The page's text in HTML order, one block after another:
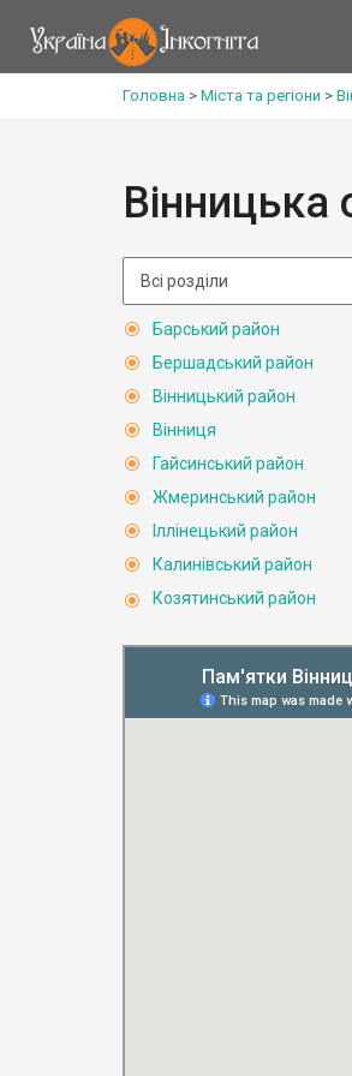
Головна > Міста та регіони >
Вінницька
Барський район
Бершадський район
Вінницький район
Вінниця
Гайсинський район
Жмеринський район
Іллінецький район
Калинівський район
Козятинський район